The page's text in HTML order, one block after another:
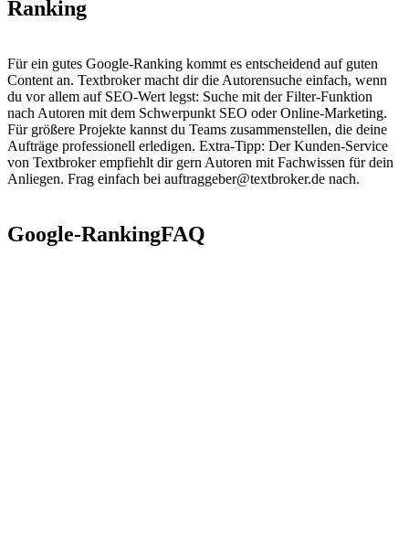
Ranking
Für ein gutes Google-Ranking kommt es entscheidend auf guten
Content an. Textbroker macht dir die Autorensuche einfach, wenn
du vor allem auf SEO-Wert legst: Suche mit der Filter-Funktion
nach Autoren mit dem Schwerpunkt SEO oder Online-Marketing.
Für größere Projekte kannst du Teams zusammenstellen, die deine
Aufträge professionell erledigen. Extra-Tipp: Der Kunden-Service
von Textbroker empfiehlt dir gern Autoren mit Fachwissen für dein
Anliegen. Frag einfach bei auftraggeber@textbroker.de nach.
Google-RankingFAQ